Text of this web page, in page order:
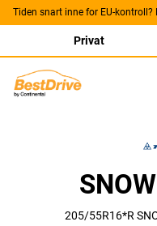
Tiden snart inne for EU-
Privat
205/55R16*R